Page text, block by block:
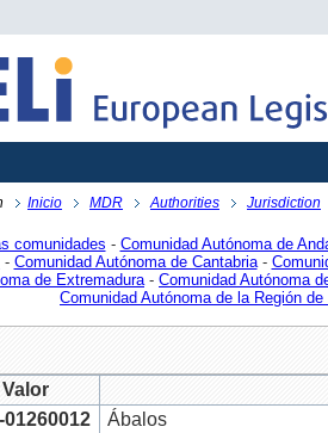
Inicio MDR Authorities Jurisdiction
comunidades - Comunidad Autónoma de
- Comunidad Autónoma de Cantabria-
de Extremadura- Comunidad Autónoma
Comunidad Autónoma de la Región de
Valor
Ábalos